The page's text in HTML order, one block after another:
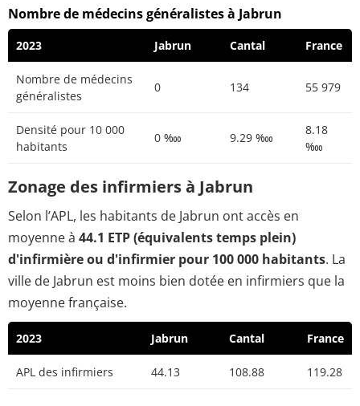
Nombre de médecins généralistes à Jabrun
2023 Jabrun Cantal France
Nombre de médecins
généralistes
0 134 55 979
Densité pour 10 000
habitants
0 ‱ 9.29 ‱
8.18
‱
Zonage des infirmiers à Jabrun
Selon l’APL, les habitants de Jabrun ont accès en
moyenne à 44.1 ETP (équivalents temps plein)
d'infirmière ou d'infirmier pour 100 000 habitants. La
ville de Jabrun est moins bien dotée en infirmiers que la
moyenne française.
2023 Jabrun Cantal France
APL des infirmiers 44.13 108.88 119.28